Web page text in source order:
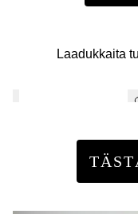
Laadukkaita